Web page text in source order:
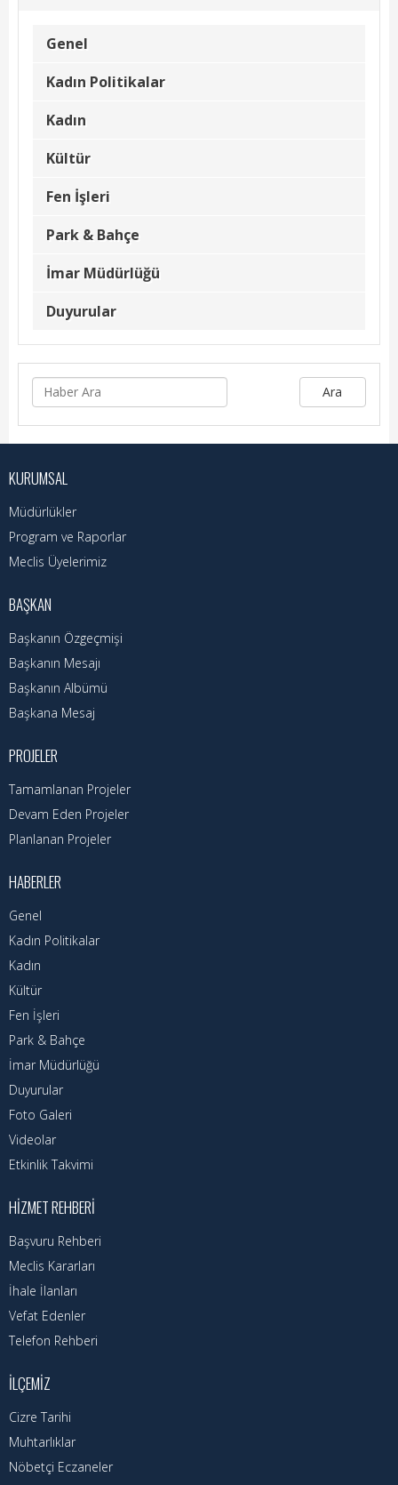
Park & Bahçe
İmar Müdürlüğü
Videolar
Başvuru Rehberi
Meclis Kararları
Telefon Rehberi
İlçemiz
Cizre Tarihi
Muhtarlıklar
Nöbetçi Eczaneler
Kadın Politikalar
Genel
Kadın Politikalar
Kadın
Kültür
Fen İşleri
Park & Bahçe
İmar Müdürlüğü
Duyurular
Ara
KURUMSAL
Müdürlükler
Program ve Raporlar
Meclis Üyelerimiz
BAŞKAN
Başkanın Özgeçmişi
Başkanın Mesajı
Başkanın Albümü
Başkana Mesaj
PROJELER
Tamamlanan Projeler
Devam Eden Projeler
Planlanan Projeler
HABERLER
Genel
Kadın Politikalar
Kadın
Kültür
Fen İşleri
Park & Bahçe
İmar Müdürlüğü
Duyurular
Foto Galeri
Videolar
Etkinlik Takvimi
HIZMET REHBERI
Başvuru Rehberi
Meclis Kararları
İhale İlanları
Vefat Edenler
Telefon Rehberi
İLÇEMIZ
Cizre Tarihi
Muhtarlıklar
Nöbetçi Eczaneler